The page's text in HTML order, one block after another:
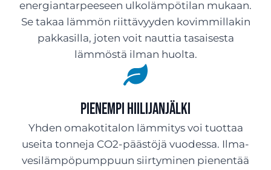
energiantarpeeseen ulkolämpötilan mukaan.
Se takaa lämmön riittävyyden kovimmillakin
pakkasilla, joten voit nauttia tasaisesta
lämmöstä ilman huolta.
Pienempi hiilijanjälki
Yhden omakotitalon lämmitys voi tuottaa
useita tonneja CO2-päästöjä vuodessa. Ilma-
vesilämpöpumppuun siirtyminen pienentää